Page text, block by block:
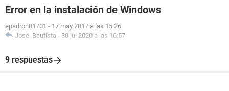
Error en la instalación de Windows
epadron01701 - 17 may 2017 a las 15:26
José_Bautista - 30 jul 2020 a las 16:57
9 respuestas